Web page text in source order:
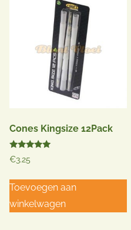
Cones Kingsize 12Pack
Gewaardeerd
5.00
€3.25
Toevoegen aan
winkelwagen